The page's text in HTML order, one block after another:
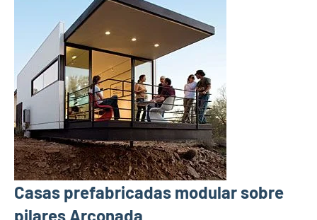
Casas prefabricadas modular sobre
pilares Arconada